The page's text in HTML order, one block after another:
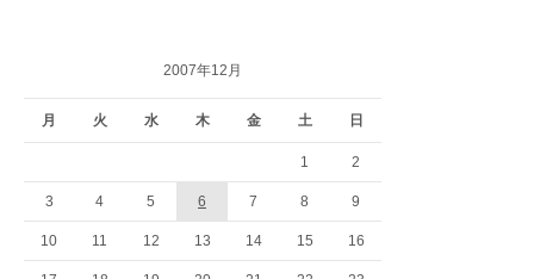
2007年12月
月 火 水 木 金 土 日
1 2
3 4 5 6 7 8 9
10 11 12 13 14 15 16